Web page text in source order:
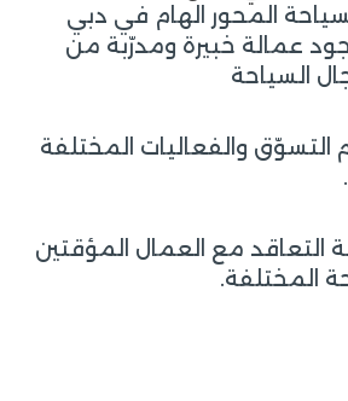
المحور الهام في دبي
عمالة خبيرة ومدرّبة من
السياحة
والفعاليات المختلفة
التعاقد مع العمال المؤقتين
المختلفة.